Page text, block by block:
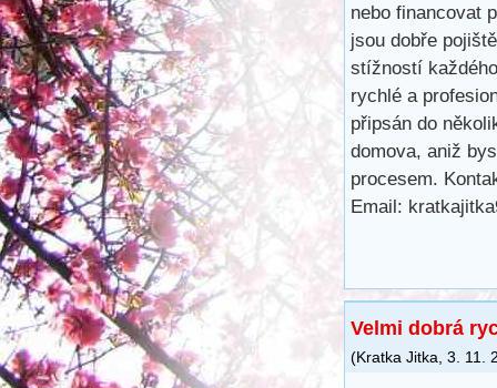
nebo financovat
jsou dobře
stížností
rychlé a
připsán do
domova, aniž
procesem.
Email:
Velmi dobrá
(Kratka Jitka 3. 11.